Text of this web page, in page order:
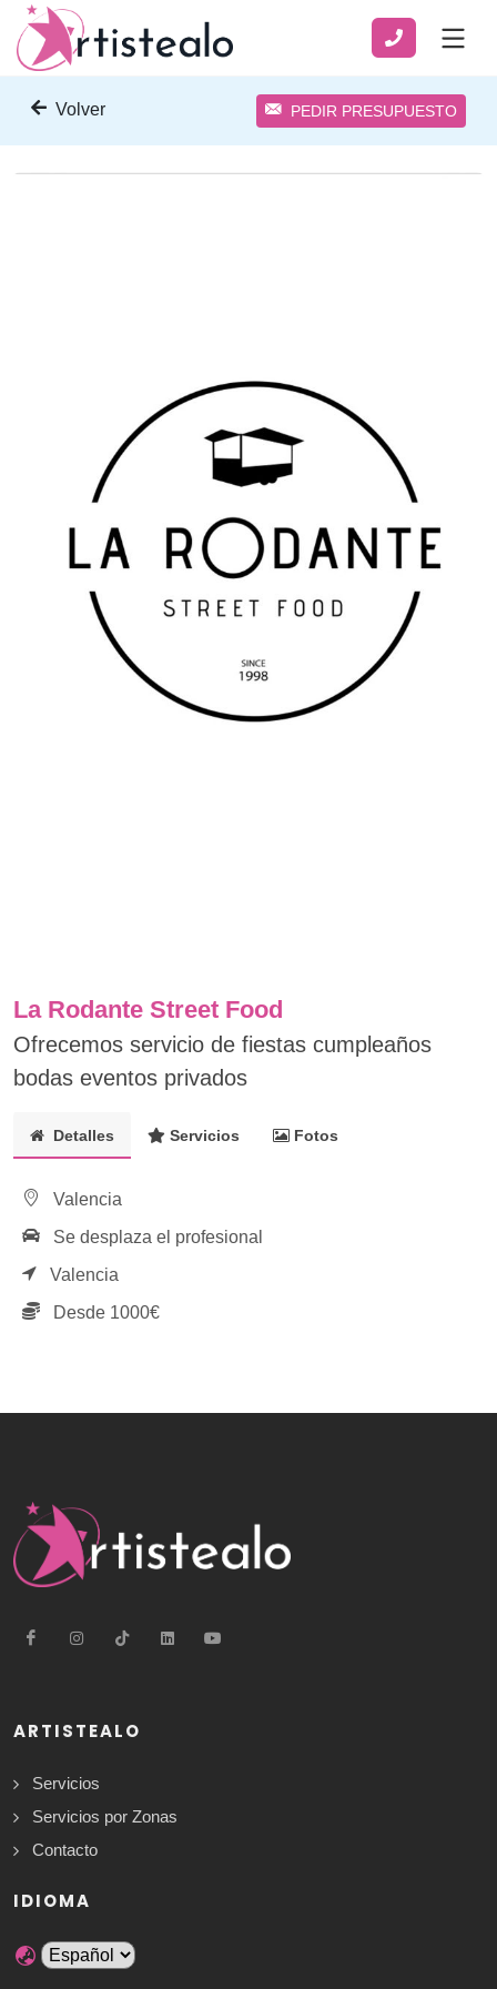
Volver PEDIR PRESUPUESTO
La Rodante Street Food
Ofrecemos servicio de fiestas cumpleaños
bodas eventos privados
Detalles Servicios Fotos
Valencia
Se desplaza el profesional
Valencia
Desde 1000€
ARTISTEALO
Servicios
Servicios por Zonas
Contacto
IDIOMA